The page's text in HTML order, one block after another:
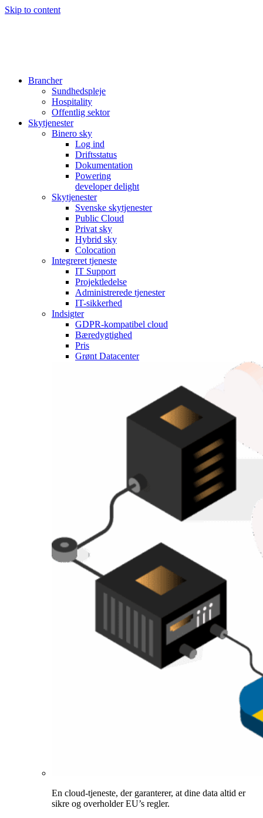
Skip to content
Brancher
Sundhedspleje
Hospitality
Offentlig sektor
Skytjenester
Binero sky
Log ind
Driftsstatus
Dokumentation
Powering
developer delight
Skytjenester
Svenske skytjenester
Public Cloud
Privat sky
Hybrid sky
Colocation
Integreret tjeneste
IT Support
Projektledelse
Administrerede tjenester
IT-sikkerhed
Indsigter
GDPR-kompatibel cloud
Bæredygtighed
Pris
Grønt Datacenter
En cloud-tjeneste, der garanterer, at dine data altid er
sikre og overholder EU’s regler.